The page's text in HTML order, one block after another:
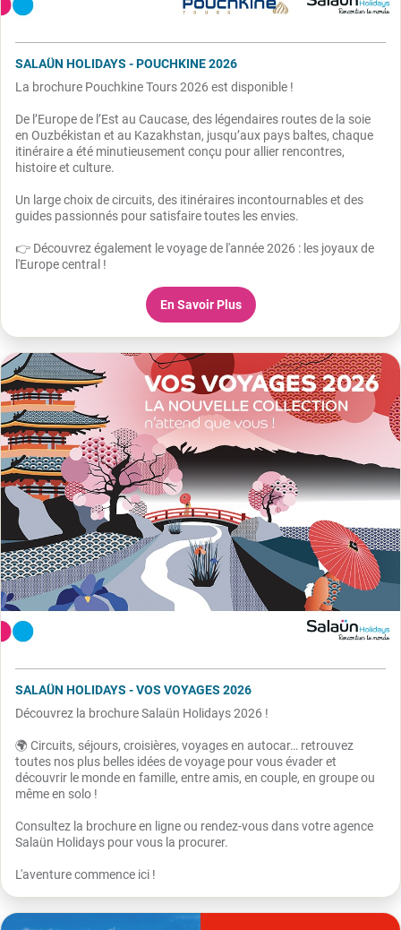
SALAÜN HOLIDAYS - POUCHKINE 2026
La brochure Pouchkine Tours 2026 est disponible !
De l’Europe de l’Est au Caucase, des légendaires routes de la soie
en Ouzbékistan et au Kazakhstan, jusqu’aux pays baltes, chaque
itinéraire a été minutieusement conçu pour allier rencontres,
histoire et culture.
Un large choix de circuits, des itinéraires incontournables et des
guides passionnés pour satisfaire toutes les envies.
👉 Découvrez également le voyage de l'année 2026 : les joyaux de
l'Europe central !
En Savoir Plus
SALAÜN HOLIDAYS - VOS VOYAGES 2026
Découvrez la brochure Salaün Holidays 2026 !
🌍 Circuits, séjours, croisières, voyages en autocar… retrouvez
toutes nos plus belles idées de voyage pour vous évader et
découvrir le monde en famille, entre amis, en couple, en groupe ou
même en solo !
Consultez la brochure en ligne ou rendez-vous dans votre agence
Salaün Holidays pour vous la procurer.
L'aventure commence ici !